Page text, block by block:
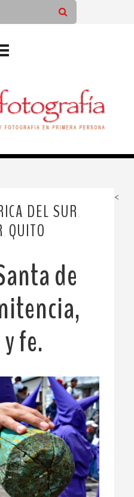
DEL SUR
QUITO
de
fe.
<